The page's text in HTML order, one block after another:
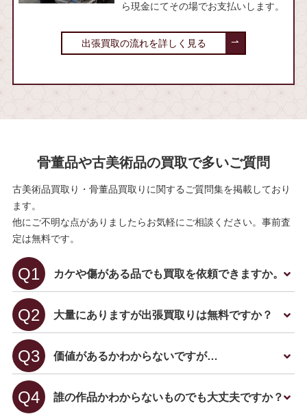
ら現金にてその場でお支払いします。
出張買取の流れを詳しく見る
骨董品や古美術品の買取で多いご質問
古美術品買取り・骨董品買取りに関するご質問集を掲載しており
ます。
他にご不明な点がありましたらお気軽にご相談ください。事前査
定は無料です。
カケや傷がある品でも買取を依頼できますか。
大量にありますが出張買取りは無料ですか？
価値があるかわからないですが…
誰の作品かわからないものでも大丈夫ですか？